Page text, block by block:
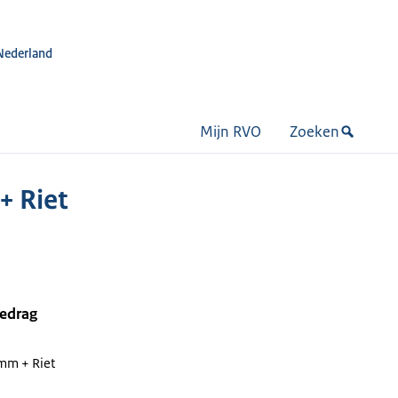
Mijn RVO Zoeken
Riet
+ Riet